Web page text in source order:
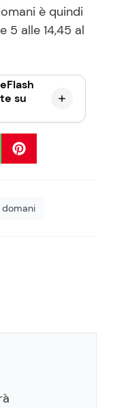
è quindi
5 alle 14,45 al
su